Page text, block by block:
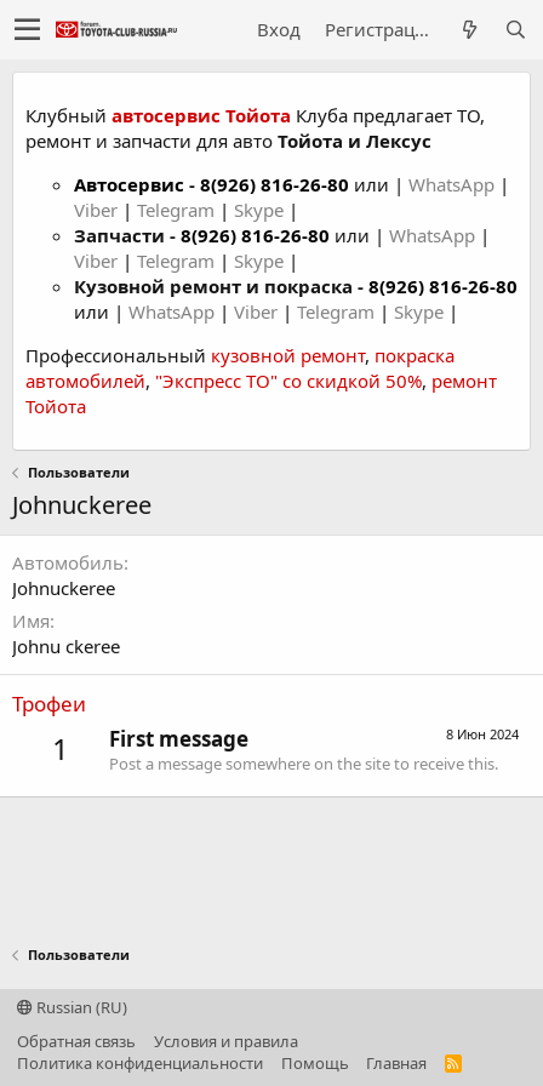
Вход Регистрация
Клубный автосервис Тойота Клуба предлагает ТО,
ремонт и запчасти для авто Тойота и Лексус
Автосервис - 8(926) 816-26-80 или | WhatsApp |
Viber | Telegram | Skype |
Запчасти - 8(926) 816-26-80 или | WhatsApp |
Viber | Telegram | Skype |
Кузовной ремонт и покраска - 8(926) 816-26-80
или | WhatsApp | Viber | Telegram | Skype |
Профессиональный кузовной ремонт, покраска
автомобилей, "Экспресс ТО" со скидкой 50%, ремонт
Тойота
Пользователи
Johnuckeree
Автомобиль
Johnuckeree
Имя
Johnu ckeree
Трофеи
1 8 Июн 2024
First message
Post a message somewhere on the site to receive this.
Пользователи
Russian (RU)
Обратная связь
Условия и правила
Политика конфиденциальности
Помощь Главная
R